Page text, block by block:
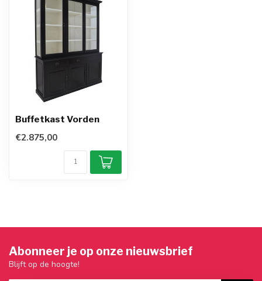
Buffetkast Vorden
€2.875,00
Abonneer je op onze nieuwsbrief
Blijft op de hoogte!